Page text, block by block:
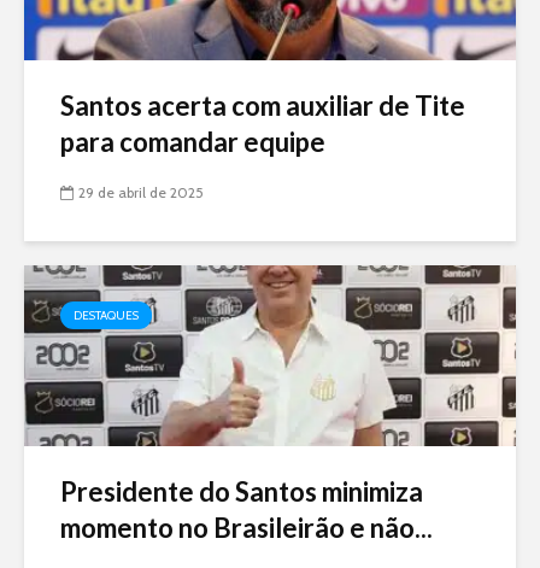
Santos acerta com auxiliar de Tite
para comandar equipe
29 de abril de 2025
DESTAQUES
Presidente do Santos minimiza
momento no Brasileirão e não...